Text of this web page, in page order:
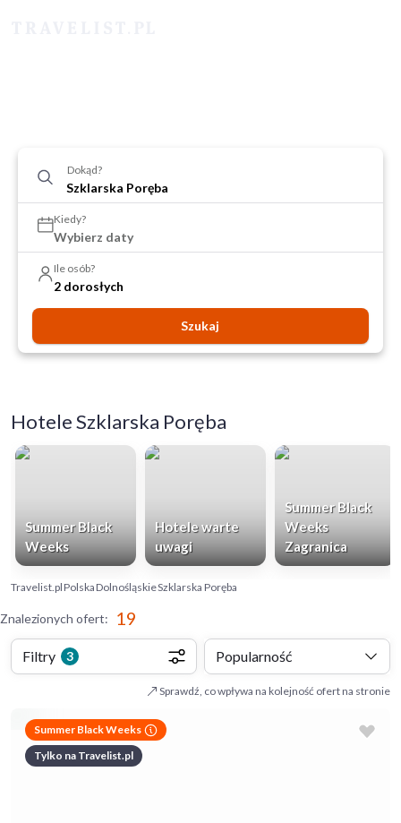
Dokąd?
Kiedy?
Wybierz daty
Ile osób?
2 dorosłych
Szukaj
Hotele Szklarska Poręba
Summer Black
Weeks
Hotele warte
uwagi
Summer Black
Weeks
Zagranica
Travelist.plPolskaDolnośląskieSzklarska Poręba
Znalezionych ofert: 19
Filtry 3 Popularność
Sprawdź, co wpływa na kolejność ofert na stronie
Summer Black Weeks
Tylko na Travelist.pl